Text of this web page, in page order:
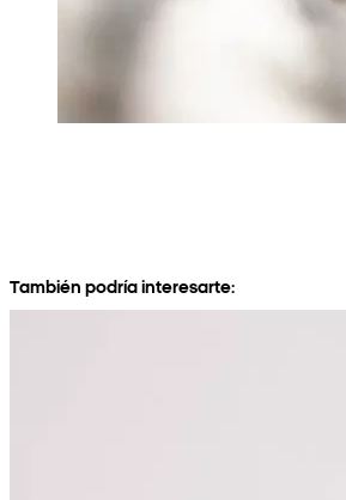
También podría interesarte: